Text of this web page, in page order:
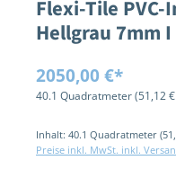
Flexi-Tile
Hellgrau 7mm
Regulärer Preis:
2050,00 €*
40.1 Quadratmeter(51,12
Inhalt: 40.1 Quadratmeter
Preise inkl. MwSt. inkl.